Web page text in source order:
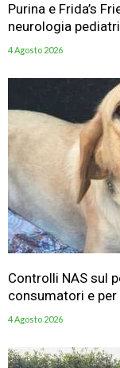
Purina e Frida’s
neurologia
4 Agosto 2026
Controlli NAS sul
consumatori e
4 Agosto 2026